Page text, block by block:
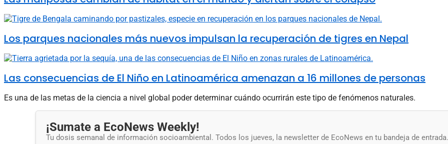
Los parques nacionales más nuevos impulsan la recuperación de tigres en Nepal
Las consecuencias de El Niño en Latinoamérica amenazan a 16 millones de personas
Es una de las metas de la ciencia a nivel global poder determinar cuándo ocurrirán este tipo de fenómenos naturales.
¡Sumate a EcoNews Weekly!
Tu dosis semanal de información socioambiental. Todos los jueves, la newsletter de EcoNews en tu bandeja de entrada.